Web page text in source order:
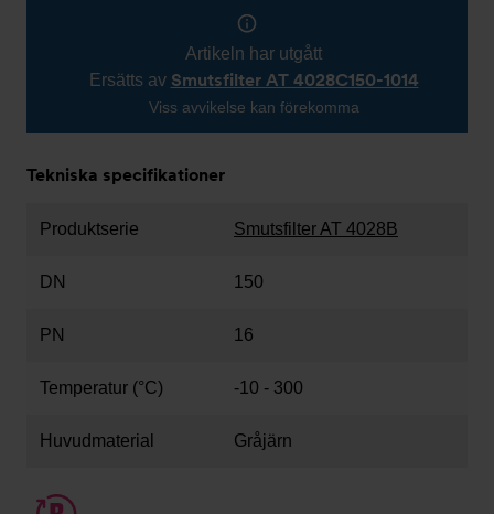
Artikeln har utgått
Ersätts av Smutsfilter AT 4028C150-1014
Viss avvikelse kan förekomma
Tekniska specifikationer
Produktserie Smutsfilter AT 4028B
DN 150
PN 16
Temperatur (°C) -10 - 300
Huvudmaterial Gråjärn